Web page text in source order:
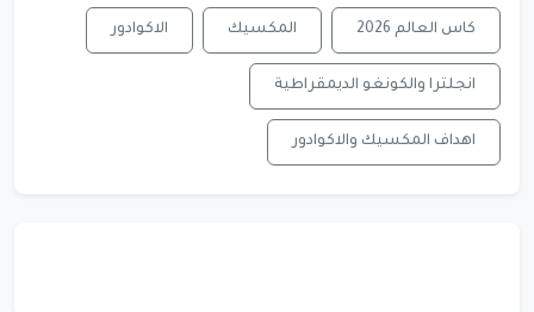
كاس العالم 2026 المكسيك الاكوادور
انجلترا والكونغو الديمقراطية
اهداف المكسيك والاكوادور